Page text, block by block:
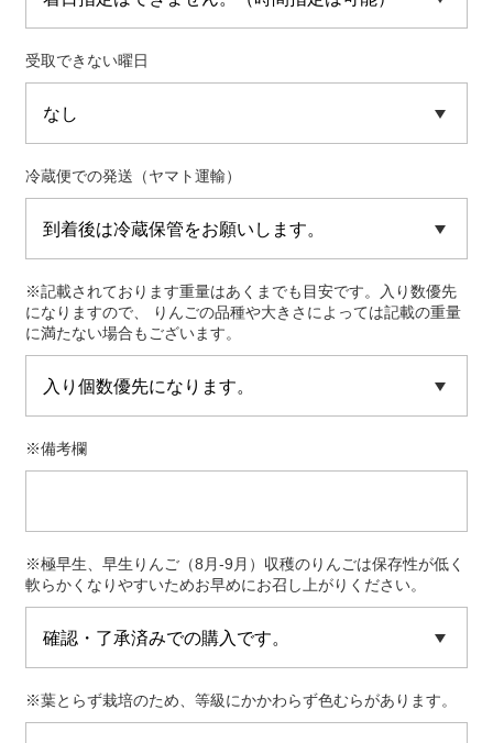
受取できない曜日
冷蔵便での発送（ヤマト運輸）
※記載されております重量はあくまでも目安です。入り数優先
になりますので、 りんごの品種や大きさによっては記載の重量
に満たない場合もございます。
※備考欄
※極早生、早生りんご（8月-9月）収穫のりんごは保存性が低く
軟らかくなりやすいためお早めにお召し上がりください。
※葉とらず栽培のため、等級にかかわらず色むらがあります。